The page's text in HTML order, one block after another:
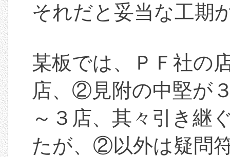
それだと妥当な工期
某板では、ＰＦ社の
店、②見附の中堅が
～３店、其々引き継
たが、②以外は疑問